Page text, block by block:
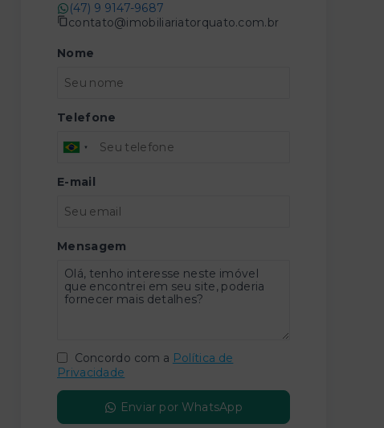
(47) 9 9147-9687
contato@imobiliariatorquato.com.br
Nome
Telefone
E-mail
Mensagem
Concordo com a Política de
Privacidade
Enviar por WhatsApp